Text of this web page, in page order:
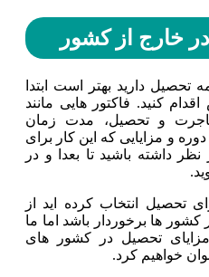
خارج از کشور
تحصیل دارید بهتر است ابتدا
کنید. فاکتور هایی مانند
و تحصیل، مدت زمان
و مزایایی که این کار برای
داشته باشید تا بعدا و در
انتخاب کرده اید از
ها برخوردار باشد اما ما
تحصیل در کشور های
خواهیم کرد.